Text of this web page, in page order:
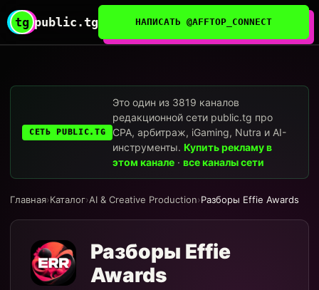
tg public.tg НАПИСАТЬ @AFFTOP_CONNECT
СЕТЬ PUBLIC.TG
Это один из 3819 каналов
редакционной сети public.tg про
CPA, арбитраж, iGaming, Nutra и AI-
инструменты.Купить рекламу в
этом канале ·все каналы сети
Главная›Каталог›AI & Creative Production›Разборы Effie Awards
Разборы Effie
Awards